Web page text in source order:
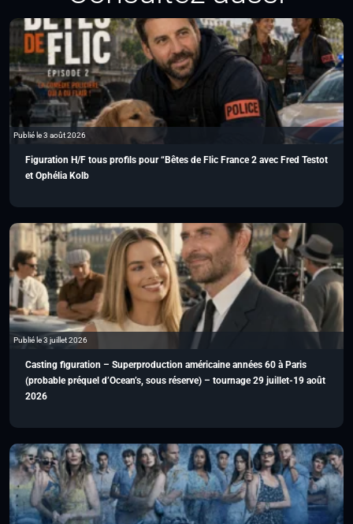
Publié le 3 août 2026
Figuration H/F tous profils pour “Bêtes de Flic France 2 avec Fred Testot
et Ophélia Kolb
Publié le 3 juillet 2026
Casting figuration – Superproduction américaine années 60 à Paris
(probable préquel d’Ocean’s, sous réserve) – tournage 29 juillet-19 août
2026